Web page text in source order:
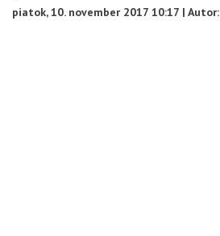
piatok, 10. november 2017 10:17 | Autor: